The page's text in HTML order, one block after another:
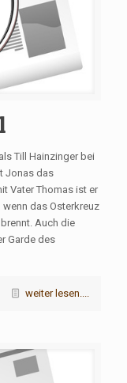
Till Hainzinger bei
Jonas das
Vater Thomas ist er
das Osterkreuz
Auch die
Garde des
weiter lesen....